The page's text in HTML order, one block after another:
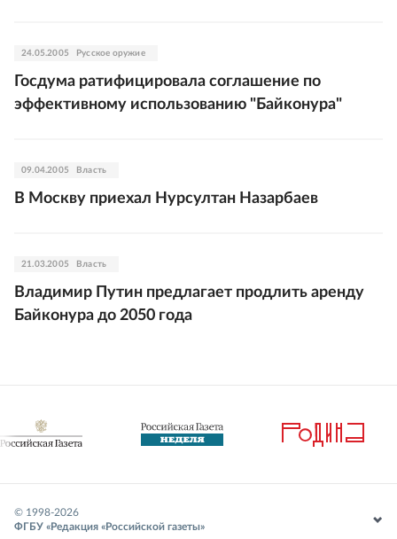
24.05.2005 Русское оружие
Госдума ратифицировала соглашение по
эффективному использованию "Байконура"
09.04.2005 Власть
В Москву приехал Нурсултан Назарбаев
21.03.2005 Власть
Владимир Путин предлагает продлить аренду
Байконура до 2050 года
© 1998-2026
ФГБУ «Редакция «Российской газеты»